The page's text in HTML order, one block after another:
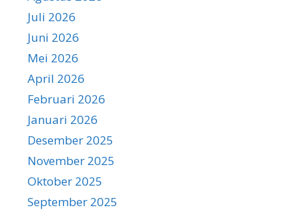
Juli 2026
Juni 2026
Mei 2026
April 2026
Februari 2026
Januari 2026
Desember 2025
November 2025
Oktober 2025
September 2025